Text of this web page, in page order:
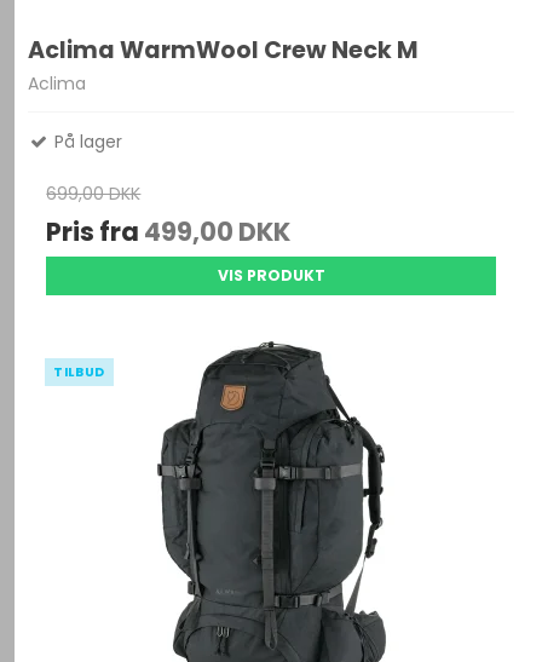
Aclima WarmWool Crew Neck M
Aclima
På lager
699,00 DKK
Pris fra 499,00 DKK
VIS PRODUKT
TILBUD